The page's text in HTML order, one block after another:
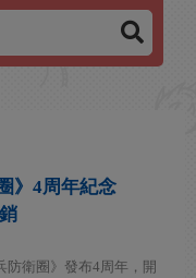
》4周年紀念
防衛圈》發布4周年，開